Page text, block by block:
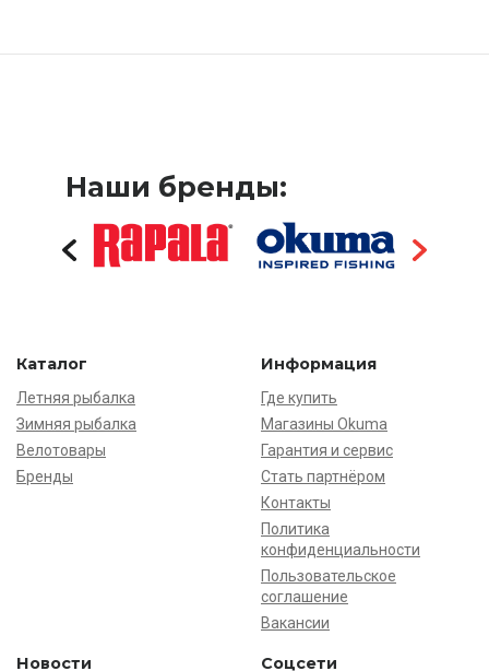
Наши бренды:
Каталог
Летняя рыбалка
Зимняя рыбалка
Велотовары
Бренды
Информация
Где купить
Магазины Okuma
Гарантия и сервис
Стать партнёром
Контакты
Политика
конфиденциальности
Пользовательское
соглашение
Вакансии
Новости Соцсети